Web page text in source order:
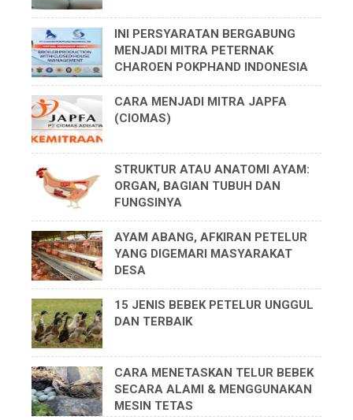
INI PERSYARATAN BERGABUNG
MENJADI MITRA PETERNAK
CHAROEN POKPHAND INDONESIA
CARA MENJADI MITRA JAPFA
(CIOMAS)
STRUKTUR ATAU ANATOMI AYAM:
ORGAN, BAGIAN TUBUH DAN
FUNGSINYA
AYAM ABANG, AFKIRAN PETELUR
YANG DIGEMARI MASYARAKAT
DESA
15 JENIS BEBEK PETELUR UNGGUL
DAN TERBAIK
CARA MENETASKAN TELUR BEBEK
SECARA ALAMI & MENGGUNAKAN
MESIN TETAS